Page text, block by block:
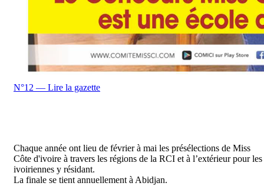
N°12 — Lire la gazette
Chaque année ont lieu de février à mai les présélections de Miss
Côte d'ivoire à travers les régions de la RCI et à l’extérieur pour les
ivoiriennes y résidant.
La finale se tient annuellement à Abidjan.